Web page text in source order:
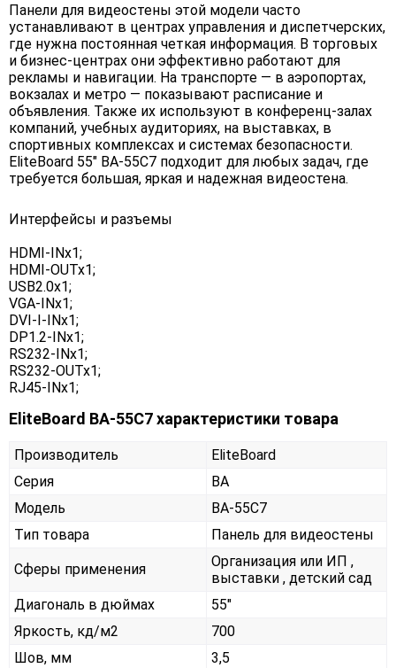
Панели для видеостены этой модели часто
устанавливают в центрах управления и диспетчерских,
где нужна постоянная четкая информация. В торговых
и бизнес-центрах они эффективно работают для
рекламы и навигации. На транспорте — в аэропортах,
вокзалах и метро — показывают расписание и
объявления. Также их используют в конференц-залах
компаний, учебных аудиториях, на выставках, в
спортивных комплексах и системах безопасности.
EliteBoard 55" BA-55C7 подходит для любых задач, где
требуется большая, яркая и надежная видеостена.
Интерфейсы и разъемы
HDMI-INx1;
HDMI-OUTx1;
USB2.0x1;
VGA-INx1;
DVI-I-INx1;
DP1.2-INx1;
RS232-INx1;
RS232-OUTx1;
RJ45-INx1;
EliteBoard BA-55C7 характеристики товара
Производитель
EliteBoard
Серия
BA
Модель
BA-55C7
Тип товара
Панель для видеостены
Сферы применения
Организация или ИП ,
выставки , детский сад
Диагональ в дюймах
55"
Яркость, кд/м2
700
Шов, мм
3,5